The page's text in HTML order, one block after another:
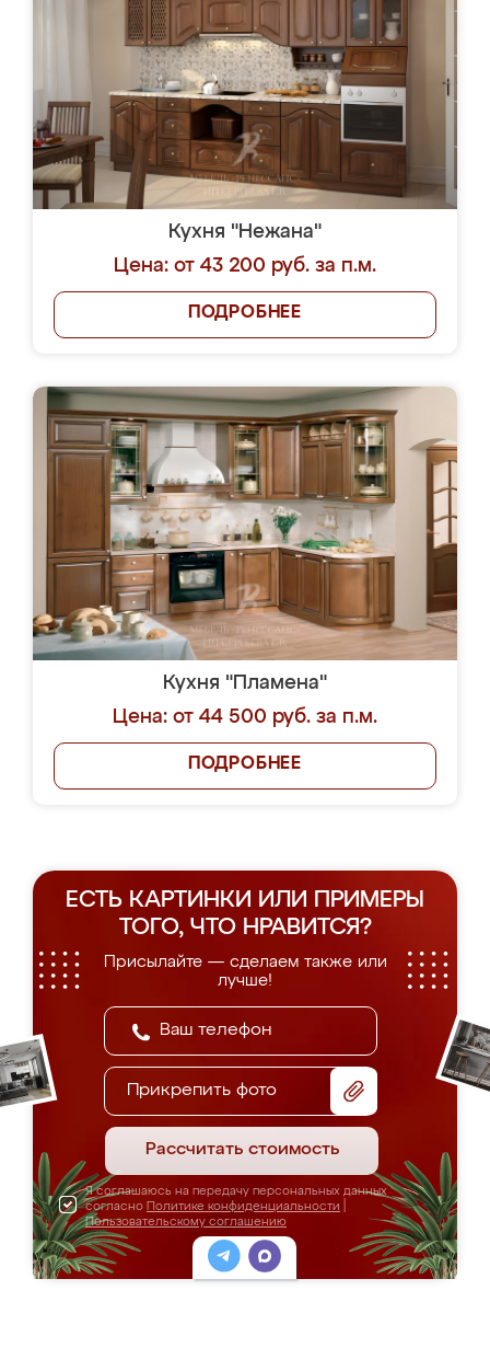
Кухня "Нежана"
Цена: от 43 200 руб. за п.м.
ПОДРОБНЕЕ
Кухня "Пламена"
Цена: от 44 500 руб. за п.м.
ПОДРОБНЕЕ
ЕСТЬ КАРТИНКИ ИЛИ ПРИМЕРЫ
ТОГО, ЧТО НРАВИТСЯ?
Присылайте — сделаем также или
лучше!
Прикрепить фото
Рассчитать стоимость
Я соглашаюсь на передачу персональных данных
согласно Политике конфиденциальности
Пользовательскому соглашению